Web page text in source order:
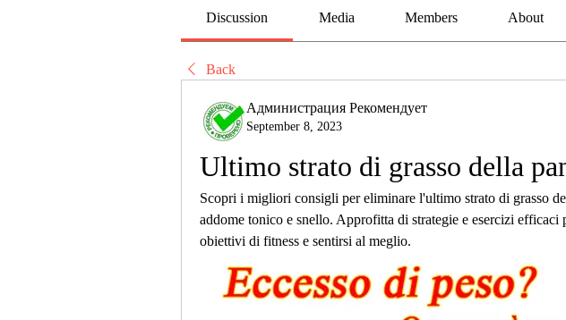
Discussion Media Members About
Back
Администрация Рекомендует
September 8, 2023
Ultimo strato di grasso della
Scopri i migliori consigli per eliminare l'ultimo strato di grasso
addome tonico e snello. Approfitta di strategie e esercizi efficaci
obiettivi di fitness e sentirsi al meglio.